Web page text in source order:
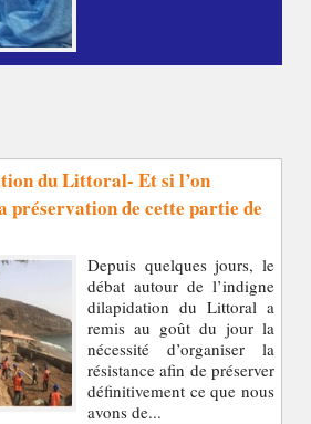
du Littoral- Et si l’on
de cette partie de
Depuis quelques jours, le
débat autour de l’indigne
dilapidation du Littoral a
remis au goût du jour la
nécessité d’organiser la
résistance afin de préserver
définitivement ce que nous
avons de...